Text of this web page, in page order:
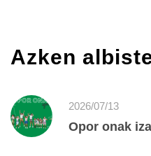
Azken
2026/07/13
Opor onak